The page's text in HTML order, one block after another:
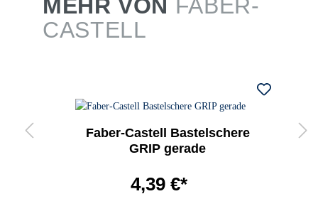
MEHR VON
FABER-
CASTELL
Faber-Castell Bastelschere
GRIP gerade
4,39 €*